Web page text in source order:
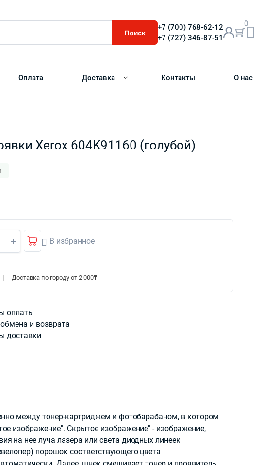
Поиск
+7 (700) 768-62-12
+7 (727) 346-87-51
0
Оплата Доставка Контакты О нас
Xerox 604K91160 (голубой)
В избранное
Доставка по городу от 2 000₸
оплаты
и возврата
доставки
между тонер-картриджем и фотобарабаном, в котором
изображение". Скрытое изображение" - изображение,
на нее луча лазера или света диодных линеек
порошок соответствующего цвета